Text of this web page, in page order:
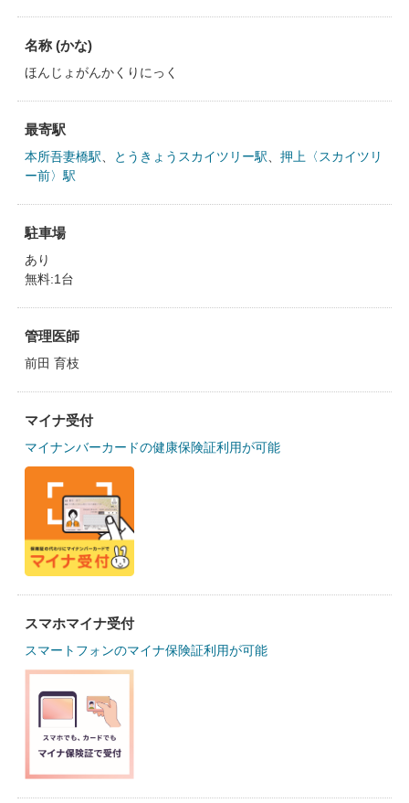
名称 (かな)
ほんじょがんかくりにっく
最寄駅
本所吾妻橋駅 とうきょうスカイツリー駅
押上〈スカイツリ
ー前〉駅
駐車場
あり
無料:1台
管理医師
前田 育枝
マイナ受付
マイナンバーカードの健康保険証利用が可能
スマホマイナ受付
スマートフォンのマイナ保険証利用が可能